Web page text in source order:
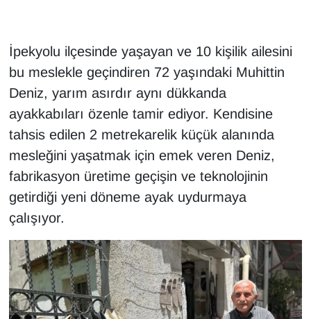
İpekyolu ilçesinde yaşayan ve 10 kişilik ailesini
bu meslekle geçindiren 72 yaşındaki Muhittin
Deniz, yarım asırdır aynı dükkanda
ayakkabıları özenle tamir ediyor. Kendisine
tahsis edilen 2 metrekarelik küçük alanında
mesleğini yaşatmak için emek veren Deniz,
fabrikasyon üretime geçişin ve teknolojinin
getirdiği yeni döneme ayak uydurmaya
çalışıyor.
HABERDE İNSAN
İngilizce
Kadın
Kamu Alımları
Kim Kimdir?
Kültür & Sanat
KURDÎ
MAGAZİN